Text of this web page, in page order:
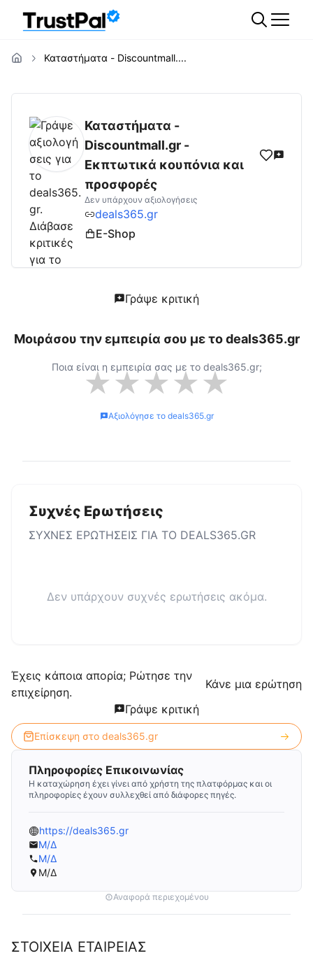
Καταστήματα - Discountmall....
deals365.grΑξιολογήσεις | Δες
Καταστήματα -
Discountmall.gr -
Εκπτωτικά κουπόνια και
προσφορές
Δεν υπάρχουν αξιολογήσεις
deals365.gr
E-Shop
Γράψε κριτική
Μοιράσου την εμπειρία σου με τοdeals365.gr
Ποια είναι η εμπειρία σας με το deals365.gr;
★★★★★
Αξιολόγησε το deals365.gr
Συχνές Ερωτήσεις
ΣΥΧΝΕΣ ΕΡΩΤΗΣΕΙΣ ΓΙΑ ΤΟ DEALS365.GR
Δεν υπάρχουν συχνές ερωτήσεις ακόμα.
Έχεις κάποια απορία; Ρώτησε την
επιχείρηση.
Κάνε μια ερώτηση
Γράψε κριτική
Επίσκεψη στο deals365.gr
Πληροφορίες Επικοινωνίας
Η καταχώρηση έχει γίνει από χρήστη της πλατφόρμας και οι
πληροφορίες έχουν συλλεχθεί από διάφορες πηγές.
https://deals365.gr
Μ/Δ
Μ/Δ
Μ/Δ
Αναφορά περιεχομένου
ΣΤΟΙΧΕΙΑ ΕΤΑΙΡΕΙΑΣ